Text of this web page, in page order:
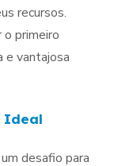
recursos.
primeiro
e vantajosa
Ideal
desafio para